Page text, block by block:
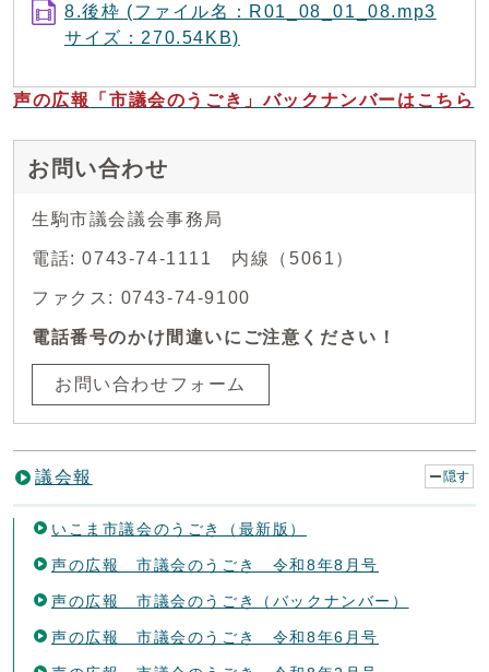
8.後枠 (ファイル名：R01_08_01_08.mp3
サイズ：270.54KB)
声の広報「市議会のうごき」バックナンバーはこちら
お問い合わせ
生駒市議会議会事務局
電話: 0743-74-1111 内線（5061）
ファクス: 0743-74-9100
電話番号のかけ間違いにご注意ください！
お問い合わせフォーム
議会報 隠す
いこま市議会のうごき（最新版）
声の広報 市議会のうごき 令和8年8月号
声の広報 市議会のうごき（バックナンバー）
声の広報 市議会のうごき 令和8年6月号